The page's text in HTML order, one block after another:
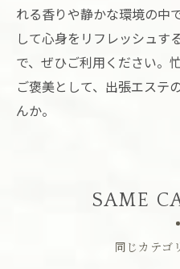
れる香りや静かな環境の中
して心身をリフレッシュす
で、ぜひご利用ください。
ご褒美として、出張エステ
んか。
同じカテゴ
SAME